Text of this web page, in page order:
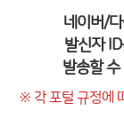
네이버/
발신자
발송할
※ 각 포털 규정에